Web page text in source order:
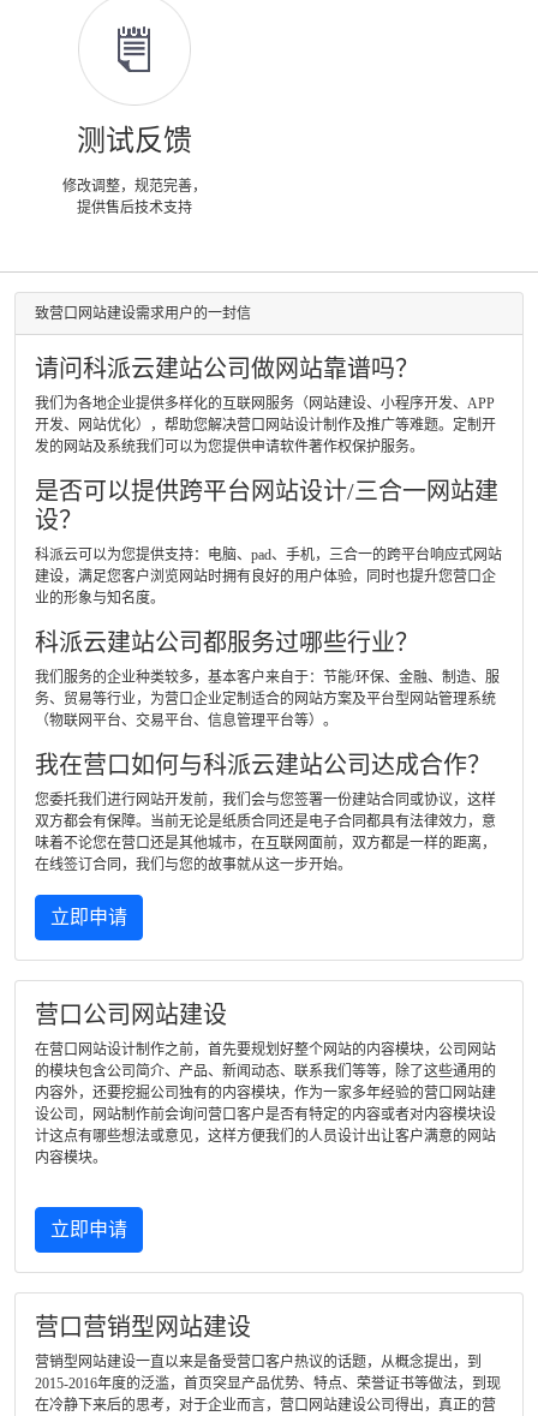
测试反馈
修改调整，规范完善，
提供售后技术支持
致营口网站建设需求用户的一封信
请问科派云建站公司做网站靠谱吗？
我们为各地企业提供多样化的互联网服务（网站建设、小程序开发、APP
开发、网站优化），帮助您解决营口网站设计制作及推广等难题。定制开
发的网站及系统我们可以为您提供申请软件著作权保护服务。
是否可以提供跨平台网站设计/三合一网站建
设？
科派云可以为您提供支持：电脑、pad、手机，三合一的跨平台响应式网站
建设，满足您客户浏览网站时拥有良好的用户体验，同时也提升您营口企
业的形象与知名度。
科派云建站公司都服务过哪些行业？
我们服务的企业种类较多，基本客户来自于：节能/环保、金融、制造、服
务、贸易等行业，为营口企业定制适合的网站方案及平台型网站管理系统
（物联网平台、交易平台、信息管理平台等）。
我在营口如何与科派云建站公司达成合作？
您委托我们进行网站开发前，我们会与您签署一份建站合同或协议，这样
双方都会有保障。当前无论是纸质合同还是电子合同都具有法律效力，意
味着不论您在营口还是其他城市，在互联网面前，双方都是一样的距离，
在线签订合同，我们与您的故事就从这一步开始。
立即申请
营口公司网站建设
在营口网站设计制作之前，首先要规划好整个网站的内容模块，公司网站
的模块包含公司简介、产品、新闻动态、联系我们等等，除了这些通用的
内容外，还要挖掘公司独有的内容模块，作为一家多年经验的营口网站建
设公司，网站制作前会询问营口客户是否有特定的内容或者对内容模块设
计这点有哪些想法或意见，这样方便我们的人员设计出让客户满意的网站
内容模块。
立即申请
营口营销型网站建设
营销型网站建设一直以来是备受营口客户热议的话题，从概念提出，到
2015-2016年度的泛滥，首页突显产品优势、特点、荣誉证书等做法，到现
在冷静下来后的思考，对于企业而言，营口网站建设公司得出，真正的营